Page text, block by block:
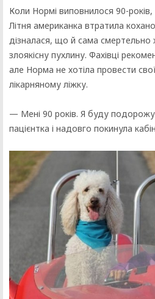
Коли Нормі виповнилося 90-
Літня американка втратила
дізналася, що й сама смертельно
злоякісну пухлину. Фахівці
але Норма не хотіла провести
лікарняному ліжку.
— Мені 90 років. Я буду
пацієнтка і надовго покинула